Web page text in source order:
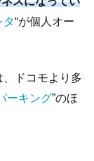
タ“が個人オー
ドコモより多
ーキング”のほ